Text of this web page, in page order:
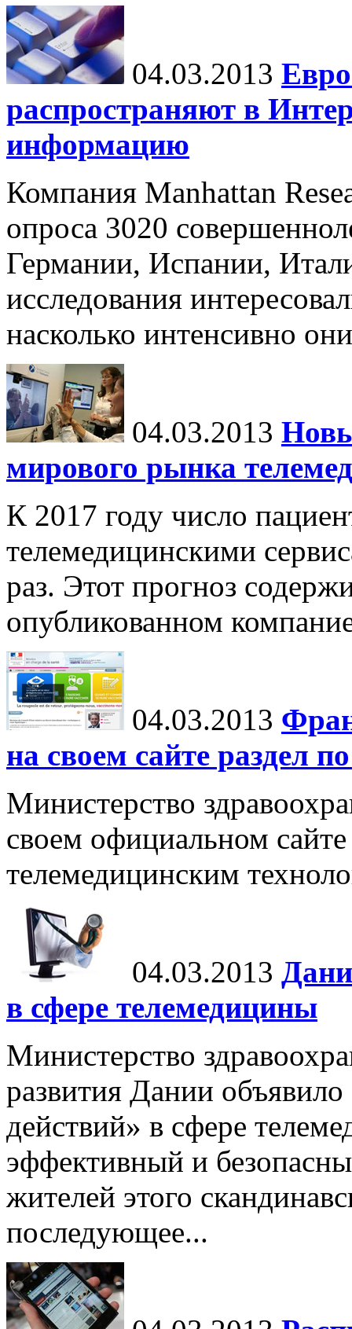
04.03.2013
распространяют в
информацию
Компания Manhattan
опроса 3020
Германии, Испании,
исследования
насколько интенсивно
04.03.2013
мирового рынка
К 2017 году число
телемедицинскими
раз. Этот прогноз
опубликованном
04.03.2013
на своем сайте раздел
Министерство
своем официальном
телемедицинским
04.03.2013
в сфере телемедицины
Министерство
развития Дании
действий» в сфере
эффективный и
жителей этого
последующее...